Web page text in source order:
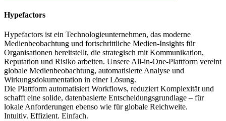
Hypefactors
Hypefactors ist ein Technologieunternehmen, das moderne
Medienbeobachtung und fortschrittliche Medien-Insights für
Organisationen bereitstellt, die strategisch mit Kommunikation,
Reputation und Risiko arbeiten. Unsere All-in-One-Plattform vereint
globale Medienbeobachtung, automatisierte Analyse und
Wirkungsdokumentation in einer Lösung.
Die Plattform automatisiert Workflows, reduziert Komplexität und
schafft eine solide, datenbasierte Entscheidungsgrundlage – für
lokale Anforderungen ebenso wie für globale Reichweite.
Intuitiv. Effizient. Einfach.